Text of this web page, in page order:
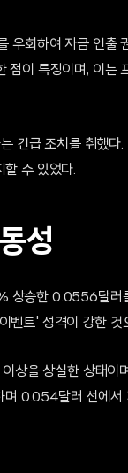
회하여 자금 인출
이 특징이며, 이는
긴급 조치를 취했다
할 수 있었다.
성
승한 0.0556달러
트' 성격이 강한 것
을 상실한 상태이
0.054달러 선에서